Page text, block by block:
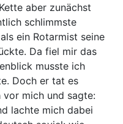
aber zunächst
schlimmste
ein Rotarmist seine
Da fiel mir das
musste ich
Doch er tat es
vor mich und sagte:
lachte mich dabei